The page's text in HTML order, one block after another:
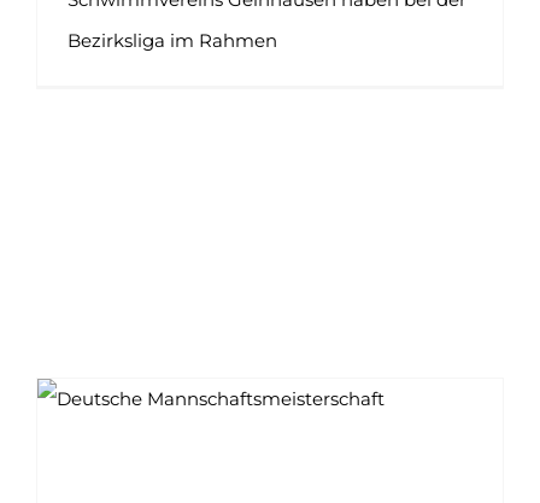
Bezirksliga im Rahmen